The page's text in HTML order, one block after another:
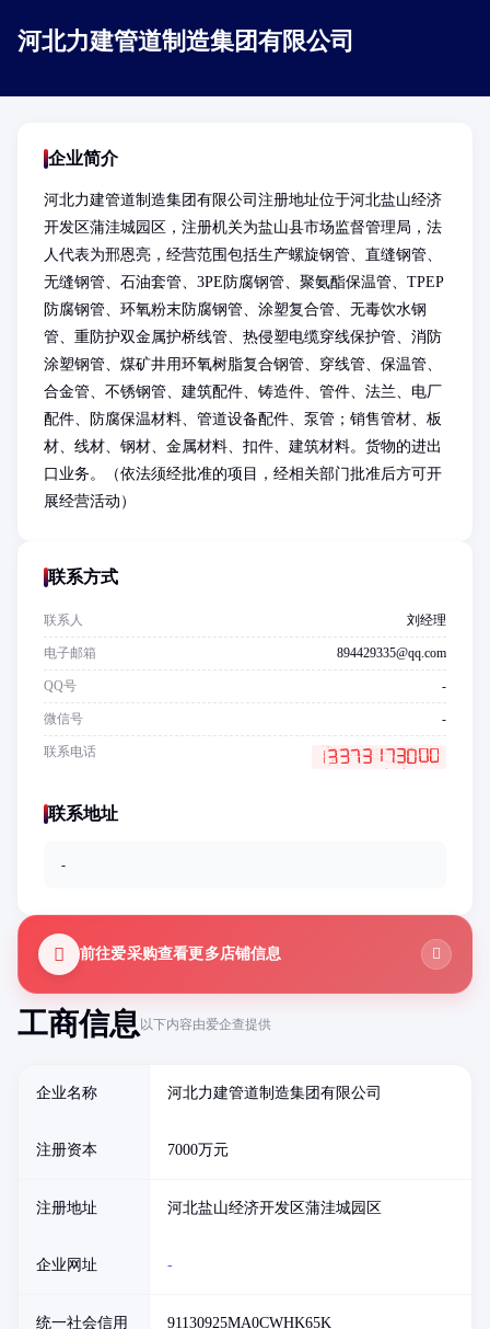
河北力建管道制造集团有限公司
工商信息以下内容由爱企查提供
企业名称 河北力建管道制造集团有限公司
注册资本 7000万元
注册地址 河北盐山经济开发区蒲洼城园区
企业网址 -
统一社会信用
91130925MA0CWHK65K
企业简介
河北力建管道制造集团有限公司注册地址位于河北盐山经济
开发区蒲洼城园区，注册机关为盐山县市场监督管理局，法
人代表为邢恩亮，经营范围包括生产螺旋钢管、直缝钢管、
无缝钢管、石油套管、3PE防腐钢管、聚氨酯保温管、TPEP
防腐钢管、环氧粉末防腐钢管、涂塑复合管、无毒饮水钢
管、重防护双金属护桥线管、热侵塑电缆穿线保护管、消防
涂塑钢管、煤矿井用环氧树脂复合钢管、穿线管、保温管、
合金管、不锈钢管、建筑配件、铸造件、管件、法兰、电厂
配件、防腐保温材料、管道设备配件、泵管；销售管材、板
材、线材、钢材、金属材料、扣件、建筑材料。货物的进出
口业务。（依法须经批准的项目，经相关部门批准后方可开
展经营活动）
联系方式
联系人 刘经理
电子邮箱 894429335@qq.com
QQ号 -
微信号 -
联系电话
联系地址
-
前往爱采购查看更多店铺信息